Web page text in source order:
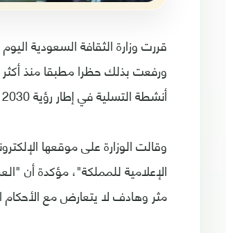
أنشطة التسلية في إطار رؤية 2030 التي يدعمها ولي العهد الأمير محمد بن سلمان.
وقالت الوزارة على موقعها
الإعلامية للمملكة"، مؤكدة أن
مثر وهادف لا يتعارض مع الأحكام